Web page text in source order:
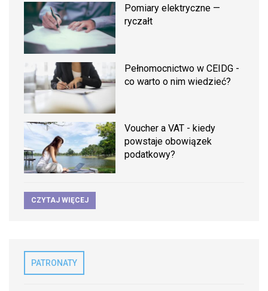
Pomiary elektryczne —
ryczałt
Pełnomocnictwo w CEIDG -
co warto o nim wiedzieć?
Voucher a VAT - kiedy
powstaje obowiązek
podatkowy?
CZYTAJ WIĘCEJ
PATRONATY